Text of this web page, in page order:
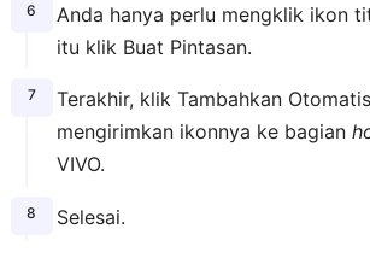
Anda hanya perlu mengklik ikon
itu klik Buat Pintasan.
Terakhir, klik Tambahkan
mengirimkan ikonnya ke bagian
VIVO.
Selesai.